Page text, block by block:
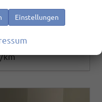
Details
l/100km
km
Einstellungen